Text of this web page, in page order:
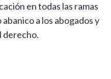
en todas las ramas
a los abogados y
derecho.